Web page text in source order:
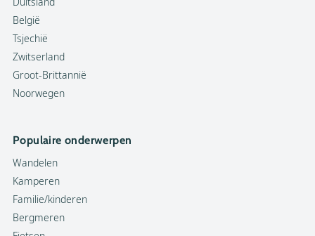
België
Tsjechië
Zwitserland
Groot-Brittannië
Noorwegen
Populaire onderwerpen
Wandelen
Kamperen
Familie/kinderen
Bergmeren